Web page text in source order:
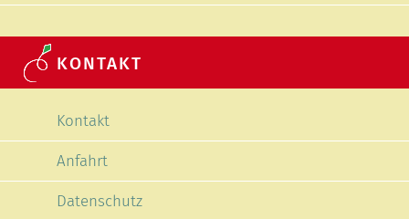
KONTAKT
Navigation überspringen
Kontakt
Anfahrt
Datenschutz